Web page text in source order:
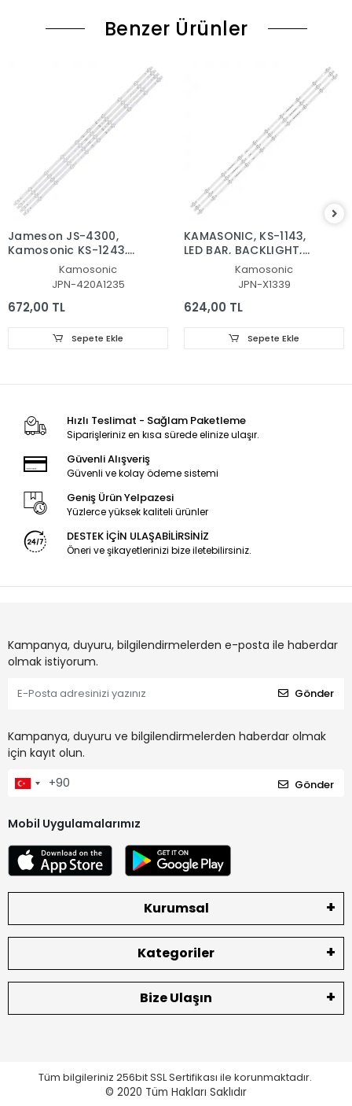
Benzer Ürünler
Jameson JS-4300,
Kamosonic KS-1243,
LED BAR, JL.D420A1235-
081BS-M, SD43-DNJF-
Kamosonic
JPN-420A1235
672,00 TL
Sepete Ekle
KAMASONIC, KS-1143,
LED BAR, BACKLIGHT,
PANEL LEDLERİ, HL-
2A420A28-1001S-01, A1,
8D2A-DLM4-201002,
201000, BACLIGHT
Kamosonic
JPN-X1339
624,00 TL
Sepete Ekle
Hızlı Teslimat - Sağlam Paketleme
Siparişleriniz en kısa sürede elinize ulaşır.
Güvenli Alışveriş
Güvenli ve kolay ödeme sistemi
Geniş Ürün Yelpazesi
Yüzlerce yüksek kaliteli ürünler
DESTEK İÇİN ULAŞABİLİRSİNİZ
Öneri ve şikayetlerinizi bize iletebilirsiniz.
Kampanya, duyuru, bilgilendirmelerden e-posta ile haberdar
olmak istiyorum.
Gönder
Kampanya, duyuru ve bilgilendirmelerden haberdar olmak
için kayıt olun.
Gönder
Mobil Uygulamalarımız
Kurumsal
Kategoriler
Bize Ulaşın
Tüm bilgileriniz 256bit SSL Sertifikası ile korunmaktadır.
© 2020 Tüm Hakları Saklıdır